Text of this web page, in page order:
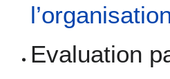
Evaluation